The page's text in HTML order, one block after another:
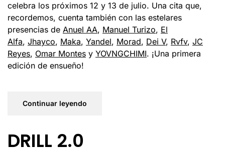
celebra los próximos 12 y 13 de julio. Una cita que,
recordemos, cuenta también con las estelares
presencias de Anuel AA, Manuel Turizo, El
Alfa, Jhayco, Maka, Yandel, Morad, Dei V, Rvfv, JC
Reyes, Omar Montes y YOVNGCHIMI. ¡Una primera
edición de ensueño!
Continuar leyendo
DRILL 2.0